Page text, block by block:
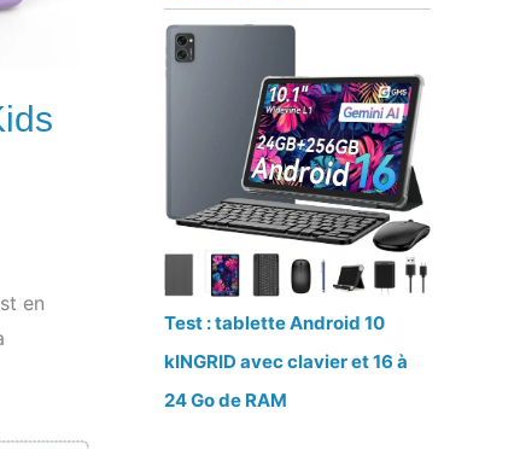
en
Test : tablette Android 10
kINGRID avec clavier et 16 à
24 Go de RAM